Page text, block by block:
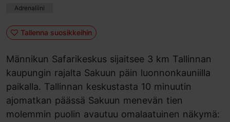
Adrenaliini
Tallenna suosikkeihin
Männikun Safarikeskus sijaitsee 3 km Tallinnan
kaupungin rajalta Sakuun päin luonnonkauniilla
paikalla. Tallinnan keskustasta 10 minuutin
ajomatkan päässä Sakuun menevän tien
molemmin puolin avautuu omalaatuinen näkymä: